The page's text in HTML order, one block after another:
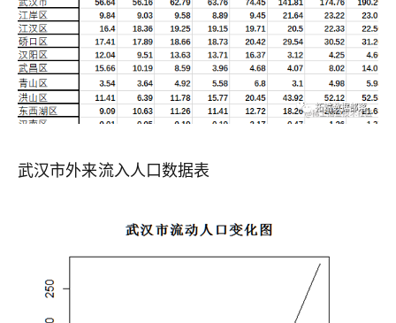
武汉市外来流入人口数据表